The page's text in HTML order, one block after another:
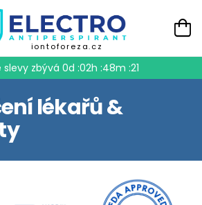
iontoforeza.cz
slevy zbývá 0d :02h :48m :20
lékařů &